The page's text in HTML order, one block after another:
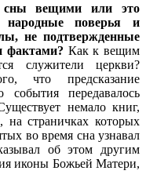
вещими или это
поверья и
не подтвержденные
фактами? Как к вещим
служители церкви?
что предсказание
события передавалось
немало книг,
страничках которых
во время сна узнавал
об этом другим
иконы Божьей Матери,